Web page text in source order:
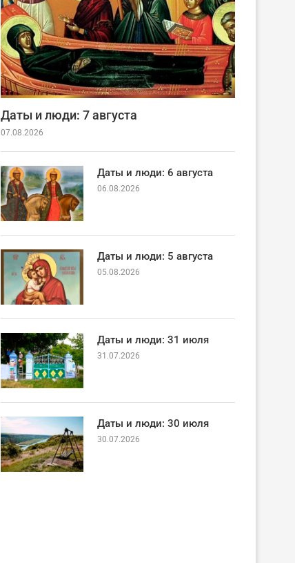
Даты и люди: 7 августа
07.08.2026
Даты и люди: 6 августа
06.08.2026
Даты и люди: 5 августа
05.08.2026
Даты и люди: 31 июля
31.07.2026
Даты и люди: 30 июля
30.07.2026